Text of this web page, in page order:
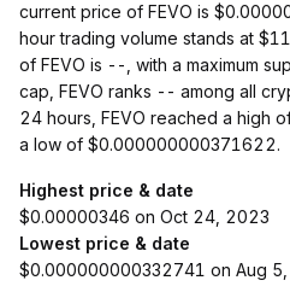
current price of FEVO is
hour trading volume stands at
of FEVO is --, with a maximum
cap, FEVO ranks -- among all
24 hours, FEVO reached a high
a low of $0.000000000371622.
Highest price & date
$0.00000346 on Oct 24, 2023
Lowest price & date
$0.000000000332741 on Aug